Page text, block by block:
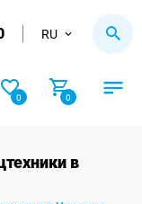
RU
0 0
в